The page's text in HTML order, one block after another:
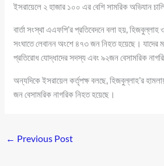
ইসরায়েলে ২ হাজার ১০০ এর বেশি সামরিক অভিযান
বার্তা সংস্থা এএফপি’র প্রতিবেদনে বলা হয়,
সংঘাতে লেবানন অংশে ৪৭৩ জন নিহত হয়েছে। যাদের
প্রতিরোধ যোদ্ধাদের সদস্য এবং ৯২জন বেসামরিক
অন্যদিকে ইসরায়েল কর্তৃপক্ষ বলছে, হিজবুল্লাহ’র
জন বেসামরিক নাগরিক নিহত হয়েছে।
← Previous Post